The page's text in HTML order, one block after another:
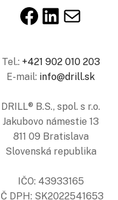
Facebook
LinkedIn
E-mail
Tel.: +421 902 010 203
E-mail: info@drill.sk
DRILL® B.S., spol. s r.o.
Jakubovo námestie 13
811 09 Bratislava
Slovenská republika
IČO: 43933165
DPH: SK2022541653